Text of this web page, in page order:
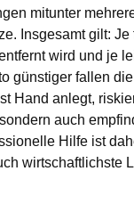
mitunter
Insgesamt gilt: Je
wird und je
günstiger fallen
Hand anlegt,
auch
Hilfe ist
wirtschaftlichste